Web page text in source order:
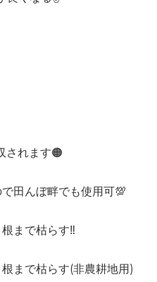
れます🟠
ぼ畔でも使用可💯
まで枯らす‼️
で枯らす(非農耕地用)